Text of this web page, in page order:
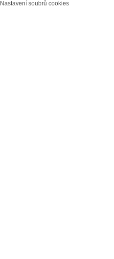
Nastavení soubrů cookies